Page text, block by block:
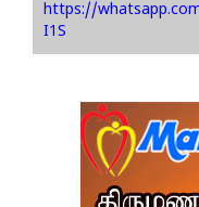
https://
I1S